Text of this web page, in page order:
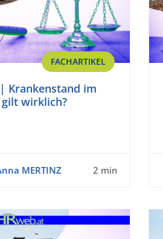
FACHARTIKEL
Krankenstand im
gilt wirklich?
MERTINZ 2 min